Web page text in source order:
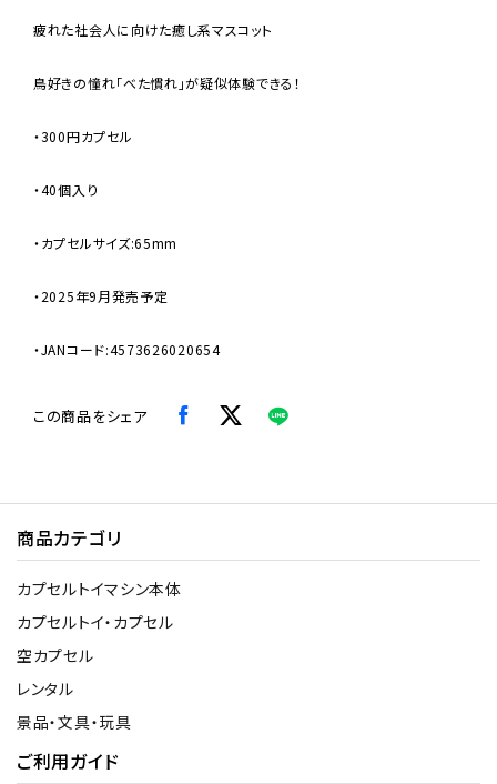
疲れた社会人に向けた癒し系マスコット
鳥好きの憧れ「べた慣れ」が疑似体験できる！
・300円カプセル
・40個入り
・カプセルサイズ:65mm
・2025年9月発売予定
・JANコード:4573626020654
この商品をシェア
商品カテゴリ
カプセルトイマシン本体
カプセルトイ・カプセル
空カプセル
レンタル
景品・文具・玩具
ご利用ガイド